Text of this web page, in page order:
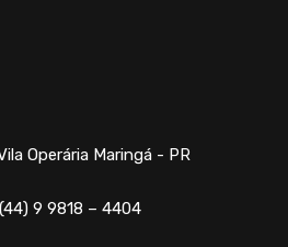
Operária Maringá - PR
9 9818 – 4404